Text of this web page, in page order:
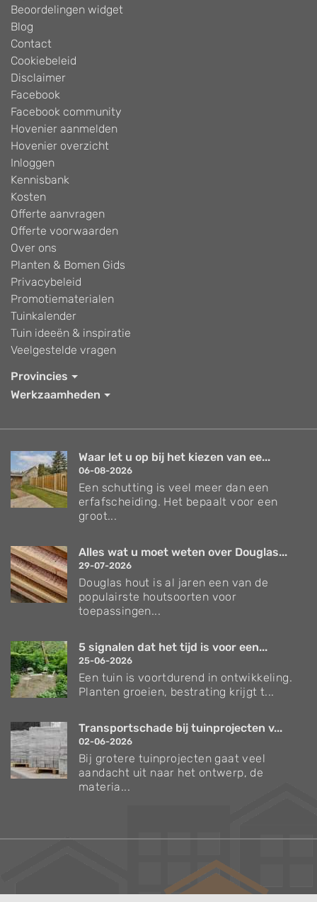
Beoordelingen widget
Blog
Contact
Cookiebeleid
Disclaimer
Facebook
Facebook community
Hovenier aanmelden
Hovenier overzicht
Inloggen
Kennisbank
Kosten
Offerte aanvragen
Offerte voorwaarden
Over ons
Planten & Bomen Gids
Privacybeleid
Promotiematerialen
Tuinkalender
Tuin ideeën & inspiratie
Veelgestelde vragen
Provincies
Werkzaamheden
Waar let u op bij het kiezen van ee...
06-08-2026
Een schutting is veel meer dan een
erfafscheiding. Het bepaalt voor een
groot...
Alles wat u moet weten over Douglas...
29-07-2026
Douglas hout is al jaren een van de
populairste houtsoorten voor
toepassingen...
5 signalen dat het tijd is voor een...
25-06-2026
Een tuin is voortdurend in ontwikkeling.
Planten groeien, bestrating krijgt t...
Transportschade bij tuinprojecten v...
02-06-2026
Bij grotere tuinprojecten gaat veel
aandacht uit naar het ontwerp, de
materia...
Verzorgingstips voor bomen en planten
Inspiratie voor uw tuin en terras
De belangrijkste tuinwerkzaamheden voor de